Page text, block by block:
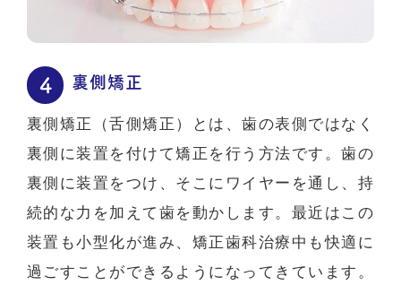
裏側矯正
裏側矯正（舌側矯正）とは、歯の表側ではなく
裏側に装置を付けて矯正を行う方法です。歯の
裏側に装置をつけ、そこにワイヤーを通し、持
続的な力を加えて歯を動かします。最近はこの
装置も小型化が進み、矯正歯科治療中も快適に
過ごすことができるようになってきています。